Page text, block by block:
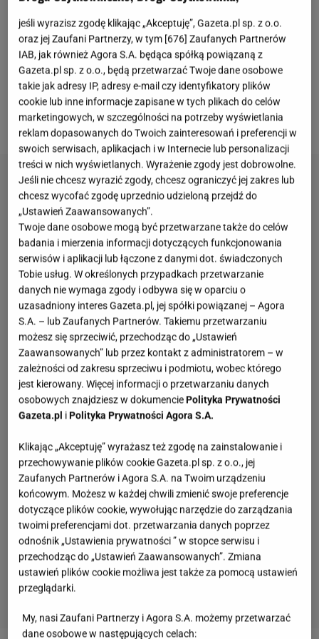
"dietą cud". Znani, chętnie prezentując w mediach
nienaganną sylwetkę, przekonują równe często o
niesamowitejmocywyeliminowania "tylko jednego"
albo "tylko dwóch składników z diety". Czy jest to
zdrowie i bezpieczne? O to zapytaliśmy dietetyczkę i
terapeutkę holistyczną Milenę Rogowską.
jeśli wyrazisz zgodę klikając „Akceptuję”, Gazeta.pl sp. z o.o.
oraz jej Zaufani Partnerzy, w tym [676] Zaufanych Partnerów
IAB, jak również Agora S.A. będąca spółką powiązaną z
Gazeta.pl sp. z o.o., będą przetwarzać Twoje dane osobowe
takie jak adresy IP, adresy e-mail czy identyfikatory plików
cookie lub inne informacje zapisane w tych plikach do celów
marketingowych, w szczególności na potrzeby wyświetlania
reklam dopasowanych do Twoich zainteresowań i preferencji w
swoich serwisach, aplikacjach i w Internecie lub personalizacji
treści w nich wyświetlanych. Wyrażenie zgody jest dobrowolne.
Jeśli nie chcesz wyrazić zgody, chcesz ograniczyć jej zakres lub
chcesz wycofać zgodę uprzednio udzieloną przejdź do
„Ustawień Zaawansowanych”.
Twoje dane osobowe mogą być przetwarzane także do celów
badania i mierzenia informacji dotyczących funkcjonowania
serwisów i aplikacji lub łączone z danymi dot. świadczonych
Tobie usług. W określonych przypadkach przetwarzanie
danych nie wymaga zgody i odbywa się w oparciu o
uzasadniony interes Gazeta.pl, jej spółki powiązanej – Agora
S.A. – lub Zaufanych Partnerów. Takiemu przetwarzaniu
możesz się sprzeciwić, przechodząc do „Ustawień
Zaawansowanych” lub przez kontakt z administratorem – w
zależności od zakresu sprzeciwu i podmiotu, wobec którego
jest kierowany. Więcej informacji o przetwarzaniu danych
osobowych znajdziesz w dokumenciePolityka Prywatności
Gazeta.pl iPolityka Prywatności Agora S.A.
Klikając „Akceptuję” wyrażasz też zgodę na zainstalowanie i
przechowywanie plików cookie Gazeta.pl sp. z o.o., jej
Zaufanych Partnerów i Agora S.A. na Twoim urządzeniu
końcowym. Możesz w każdej chwili zmienić swoje preferencje
dotyczące plików cookie, wywołując narzędzie do zarządzania
twoimi preferencjami dot. przetwarzania danych poprzez
odnośnik „Ustawienia prywatności ” w stopce serwisu i
przechodząc do „Ustawień Zaawansowanych”. Zmiana
ustawień plików cookie możliwa jest także za pomocą ustawień
przeglądarki.
My, nasi Zaufani Partnerzy i Agora S.A. możemy przetwarzać
dane osobowe w następujących celach: